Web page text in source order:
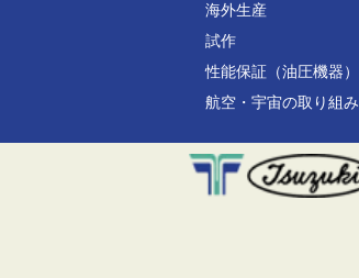
海外生産
試作
性能保証（油圧機器）
航空・宇宙の取り組み